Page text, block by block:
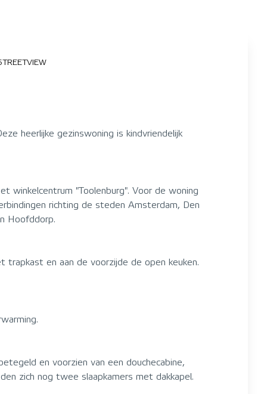
heerlijke gezinswoning is kindvriendelijk
winkelcentrum "Toolenburg". Voor de woning
richting de steden Amsterdam, Den
Hoofddorp.
en aan de voorzijde de open keuken.
en voorzien van een douchecabine,
zich nog twee slaapkamers met dakkapel.